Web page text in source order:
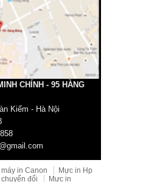
CHÍNH - 95 HÀNG
Kiếm - Hà Nội
máy in Canon
Mực in Hp
đổi Mực in